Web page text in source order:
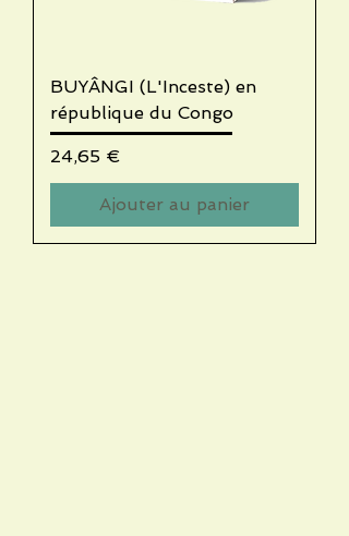
BUYÂNGI (L'Inceste) en
république du Congo
Prix
24,65 €
Ajouter au panier